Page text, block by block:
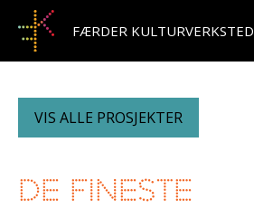
FÆRDER KULTURVERKSTED
VIS ALLE PROSJEKTER
De fineste